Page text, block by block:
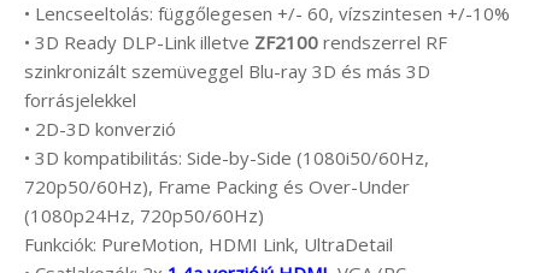
• Lencseeltolás: függőlegesen +/- 60, vízszintesen +/-10%
• 3D Ready DLP-Link illetve ZF2100 rendszerrel RF
szinkronizált szemüveggel Blu-ray 3D és más 3D
forrásjelekkel
• 2D-3D konverzió
• 3D kompatibilitás: Side-by-Side (1080i50/60Hz,
720p50/60Hz), Frame Packing és Over-Under
(1080p24Hz, 720p50/60Hz)
Funkciók: PureMotion, HDMI Link, UltraDetail